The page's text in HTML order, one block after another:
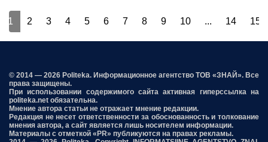
1 2 3 4 5 6 7 8 9 10 ... 14 15
© 2014 — 2026 Politeka. Информационное агентство ТОВ «ЗНАЙ». Все
права защищены.
При использовании содержимого сайта активная гиперссылка на
politeka.net обязательна.
Мнение автора статьи не отражает мнение редакции.
Редакция не несет ответственности за обоснованность и толкование
мнения автора, а сайт является лишь носителем информации.
Материалы с отметкой «PR» публикуются на правах рекламы.